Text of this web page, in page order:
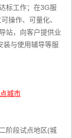
标工作；在3G服
操作、可量化、
站，向客户提供业
装与使用辅导等服
城市
阶段试点地区(城